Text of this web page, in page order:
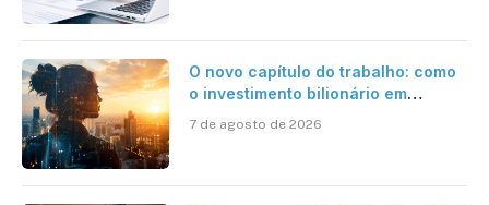
O novo capítulo do trabalho: como
o investimento bilionário em
verdadeira era da inteligência
7 de agosto de 2026